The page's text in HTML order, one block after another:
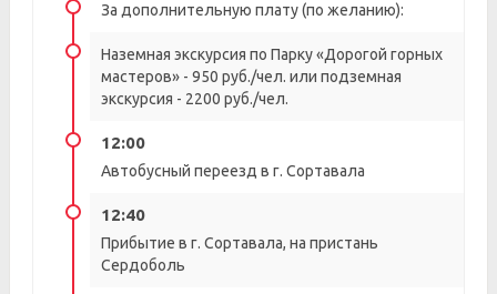
За дополнительную плату (по желанию):
Наземная экскурсия по Парку «Дорогой горных
мастеров» - 950 руб./чел. или подземная
экскурсия - 2200 руб./чел.
12:00
Автобусный переезд в г. Сортавала
12:40
Прибытие в г. Сортавала, на пристань
Сердоболь